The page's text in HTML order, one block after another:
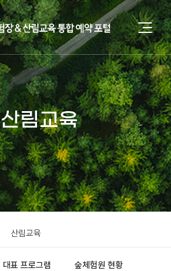
산림교육
산림교육
대표 프로그램 숲체험원 현황